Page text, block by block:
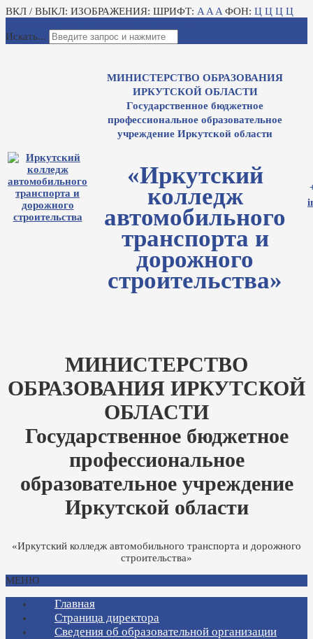
ВКЛ / ВЫКЛ: ИЗОБРАЖЕНИЯ: ШРИФТ: A A A ФОН: Ц Ц Ц Ц
Искать...
МИНИСТЕРСТВО ОБРАЗОВАНИЯ
ИРКУТСКОЙ ОБЛАСТИ
Государственное бюджетное
профессиональное образовательное
учреждение Иркутской области
«Иркутский
колледж
автомобильного
транспорта и
дорожного
строительства»
МИНИСТЕРСТВО
ОБРАЗОВАНИЯ ИРКУТСКОЙ
ОБЛАСТИ
Государственное бюджетное
профессиональное
образовательное учреждение
Иркутской области
«Иркутский колледж автомобильного транспорта и дорожного
строительства»
МЕНЮ
Главная
Страница директора
Сведения об образовательной организации